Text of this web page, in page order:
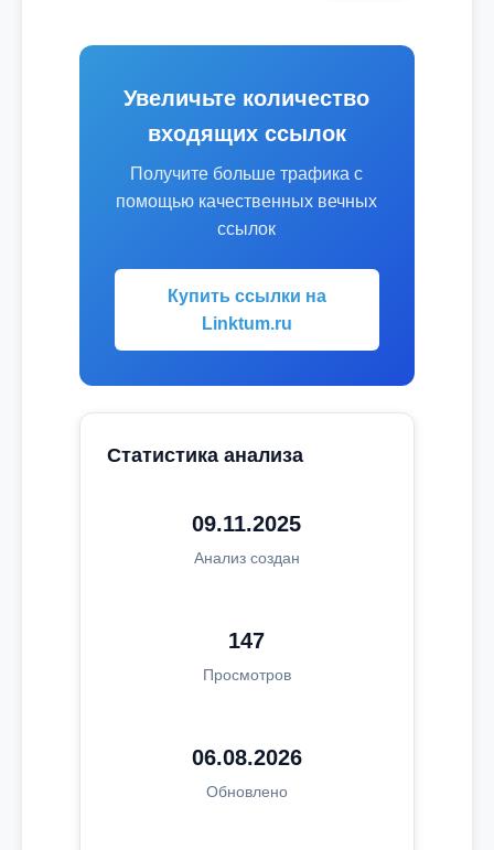
Увеличьте количество
входящих ссылок
Получите больше трафика с
помощью качественных вечных
ссылок
Купить ссылки на
Linktum.ru
Статистика анализа
09.11.2025
Анализ создан
147
Просмотров
06.08.2026
Обновлено